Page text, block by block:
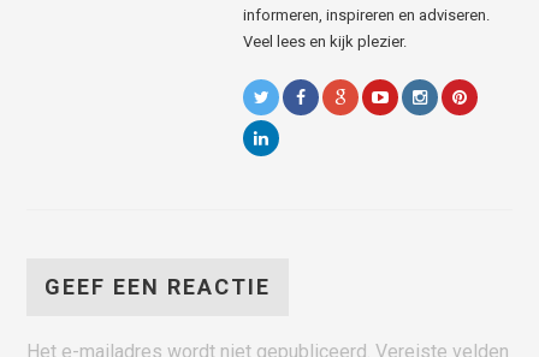
informeren, inspireren en adviseren.
Veel lees en kijk plezier.
GEEF EEN REACTIE
Het e-mailadres wordt niet gepubliceerd. Vereiste velden